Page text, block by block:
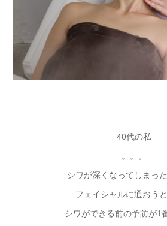
40代の私
。。。
シワが深くなってしまっ
フェイシャルに通おう
シワができる前の予防が1